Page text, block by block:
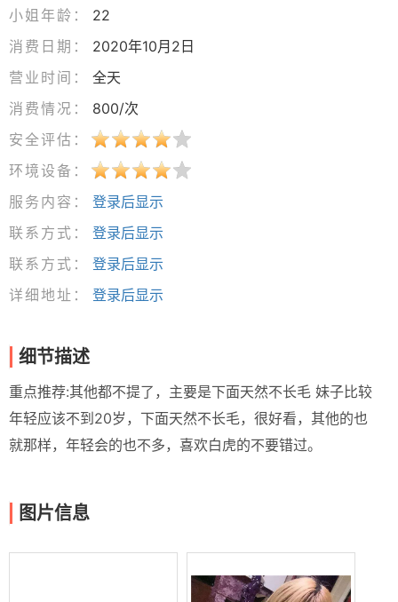
小姐年龄：
22
消费日期：
2020年10月2日
营业时间：
全天
消费情况：
800/次
安全评估：
环境设备：
服务内容：
登录后显示
联系方式：
登录后显示
联系方式：
登录后显示
详细地址：
登录后显示
细节描述
重点推荐:其他都不提了，主要是下面天然不长毛 妹子比较
年轻应该不到20岁，下面天然不长毛，很好看，其他的也
就那样，年轻会的也不多，喜欢白虎的不要错过。
图片信息